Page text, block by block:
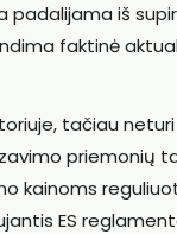
padalijama iš
faktinė
tačiau
priemonių
kainoms
ES